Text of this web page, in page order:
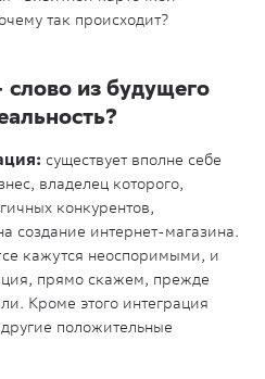
так происходит?
из будущего
существует вполне себе
владелец которого,
конкурентов,
создание интернет-магазина.
кажутся неоспоримыми, и
прямо скажем, прежде
Кроме этого интеграция
положительные